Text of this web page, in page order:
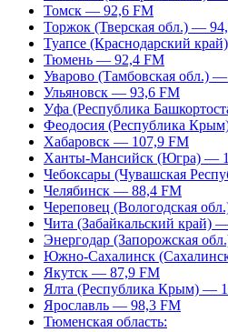
Томск — 92,6 FM
Торжок (Тверская обл.) —
Туапсе (Краснодарский
Тюмень — 92,4 FM
Уварово (Тамбовская обл.)
Ульяновск — 93,6 FM
Уфа (Республика
Феодосия (Республика
Хабаровск — 107,9 FM
Ханты-Мансийск (Югра) —
Чебоксары (Чувашская
Челябинск — 88,4 FM
Череповец (Вологодская
Чита (Забайкальский край)
Энергодар (Запорожская
Южно-Сахалинск
Якутск — 87,9 FM
Ялта (Республика Крым) —
Ярославль — 98,3 FM
Тюменская область: